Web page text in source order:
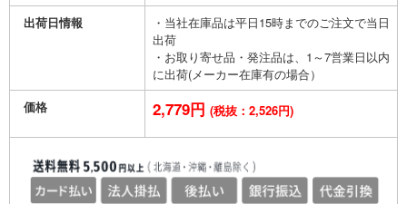
出荷日情報
・当社在庫品は平日15時までのご注文で当日
出荷
・お取り寄せ品・発注品は、1～7営業日以内
に出荷(メーカー在庫有の場合）
価格
2,779円 (税抜：2,526円)